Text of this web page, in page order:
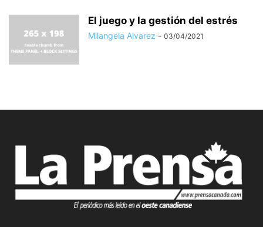
El juego y la gestión del estrés
Milangela Alvarez - 03/04/2021